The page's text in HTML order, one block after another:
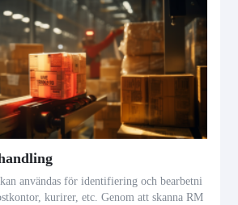
användas för identifiering och bearbetni
kurirer, etc. Genom att skanna RM